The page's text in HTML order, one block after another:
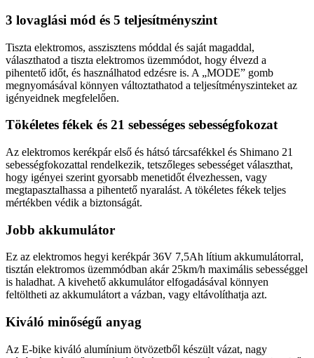
3 lovaglási mód és 5 teljesítményszint
Tiszta elektromos, asszisztens móddal és saját magaddal,
választhatod a tiszta elektromos üzemmódot, hogy élvezd a
pihentető időt, és használhatod edzésre is. A „MODE” gomb
megnyomásával könnyen változtathatod a teljesítményszinteket az
igényeidnek megfelelően.
Tökéletes fékek és 21 sebességes sebességfokozat
Az elektromos kerékpár első és hátsó tárcsafékkel és Shimano 21
sebességfokozattal rendelkezik, tetszőleges sebességet választhat,
hogy igényei szerint gyorsabb menetidőt élvezhessen, vagy
megtapasztalhassa a pihentető nyaralást. A tökéletes fékek teljes
mértékben védik a biztonságát.
Jobb akkumulátor
Ez az elektromos hegyi kerékpár 36V 7,5Ah lítium akkumulátorral,
tisztán elektromos üzemmódban akár 25km/h maximális sebességgel
is haladhat. A kivehető akkumulátor elfogadásával könnyen
feltöltheti az akkumulátort a vázban, vagy eltávolíthatja azt.
Kiváló minőségű anyag
Az E-bike kiváló alumínium ötvözetből készült vázat, nagy